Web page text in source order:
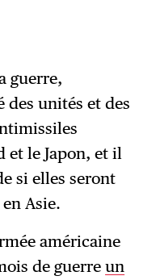
guerre,
des unités et des
et le Japon, et il
si elles seront
Asie.
américaine
de guerre un